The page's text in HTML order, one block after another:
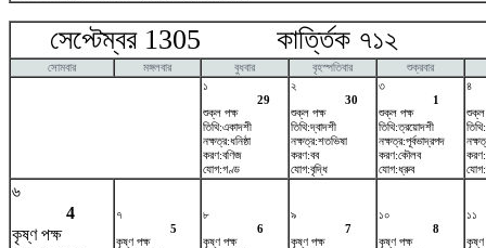
সেপ্টেম্বর 1305 কার্ত্তিক ৭১২
সোমবার মঙ্গলবার বুধবার বৃহস্পতিবার
শুক্রবার
১
29
শুক্ল পক্ষ
তিথি:একাদশী
নক্ষত্র:ধনিষ্ঠা
করণ:বণিজ
যোগ:গণ্ড
২
30
শুক্ল পক্ষ
তিথি:দ্বাদশী
নক্ষত্র:শতভিষ‌া
করণ:বব
যোগ:বৃদ্ধি
৩
1
শুক্ল পক্ষ
তিথি:ত্রয়োদশী
নক্ষত্র:পূর্বভাদ্রপদ
করণ:কৌলব
যোগ:ধ্রুব
৪
শুক্ল
৬
4
কৃষ্ণ পক্ষ
৭
5
কৃষ্ণ পক্ষ
৮
6
কৃষ্ণ পক্ষ
৯
7
কৃষ্ণ পক্ষ
১০
8
কৃষ্ণ পক্ষ
১১
কৃষ্ণ